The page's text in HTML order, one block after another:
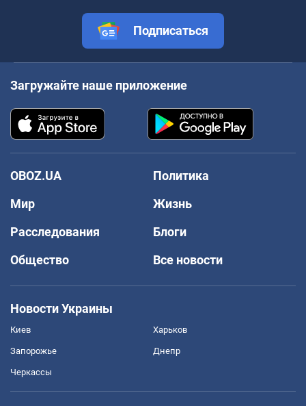
Подписаться
Загружайте наше приложение
OBOZ.UA
Политика
Мир
Жизнь
Расследования
Блоги
Общество
Все новости
Новости Украины
Киев Харьков
Запорожье Днепр
Черкассы